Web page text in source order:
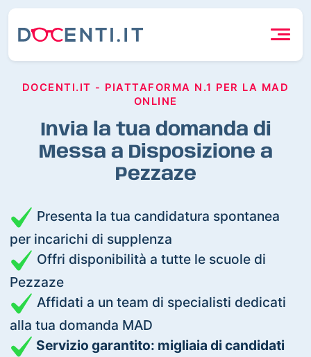
DOCENTI.IT - PIATTAFORMA N.1 PER LA MAD
ONLINE
Invia la tua domanda di
Messa a Disposizione a
Pezzaze
Presenta la tua candidatura spontanea
per incarichi di supplenza
Offri disponibilità a tutte le scuole di
Pezzaze
Affidati a un team di specialisti dedicati
alla tua domanda MAD
Servizio garantito: migliaia di candidati